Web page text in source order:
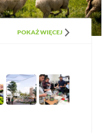
POKAŻ WIĘCEJ